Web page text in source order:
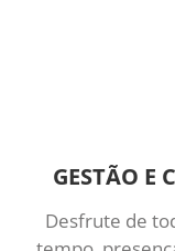
GESTÃO E
Desfrute de